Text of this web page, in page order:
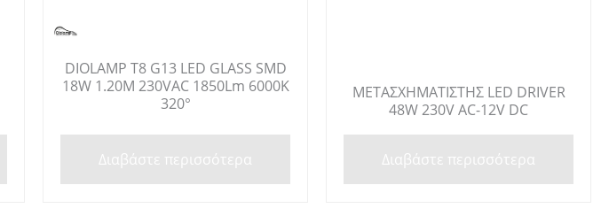
DIOLAMP T8 G13 LED GLASS SMD
18W 1.20M 230VAC 1850Lm 6000K
320°
Διαβάστε περισσότερα
ΜΕΤΑΣΧΗΜΑΤΙΣΤΗΣ LED DRIVER
48W 230V AC-12V DC
Διαβάστε περισσότερα